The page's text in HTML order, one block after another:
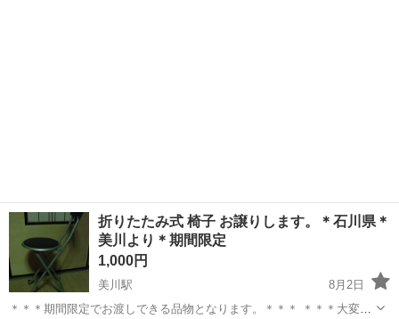
折りたたみ式 椅子 お譲りします。＊石川県＊
美川より＊期間限定
1,000円
美川駅
8月2日
＊＊＊期間限定でお渡しできる品物となります。＊＊＊ ＊＊＊大変恐